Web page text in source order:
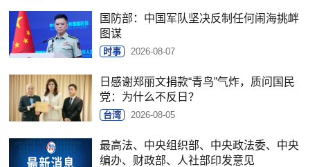
国防部：中国军队坚决反制任何闹海挑衅
图谋
时事 2026-08-07
日感谢郑丽文捐款“青鸟”气炸，质问国民
党：为什么不反日？
台湾 2026-08-05
最高法、中央组织部、中央政法委、中央
编办、财政部、人社部印发意见